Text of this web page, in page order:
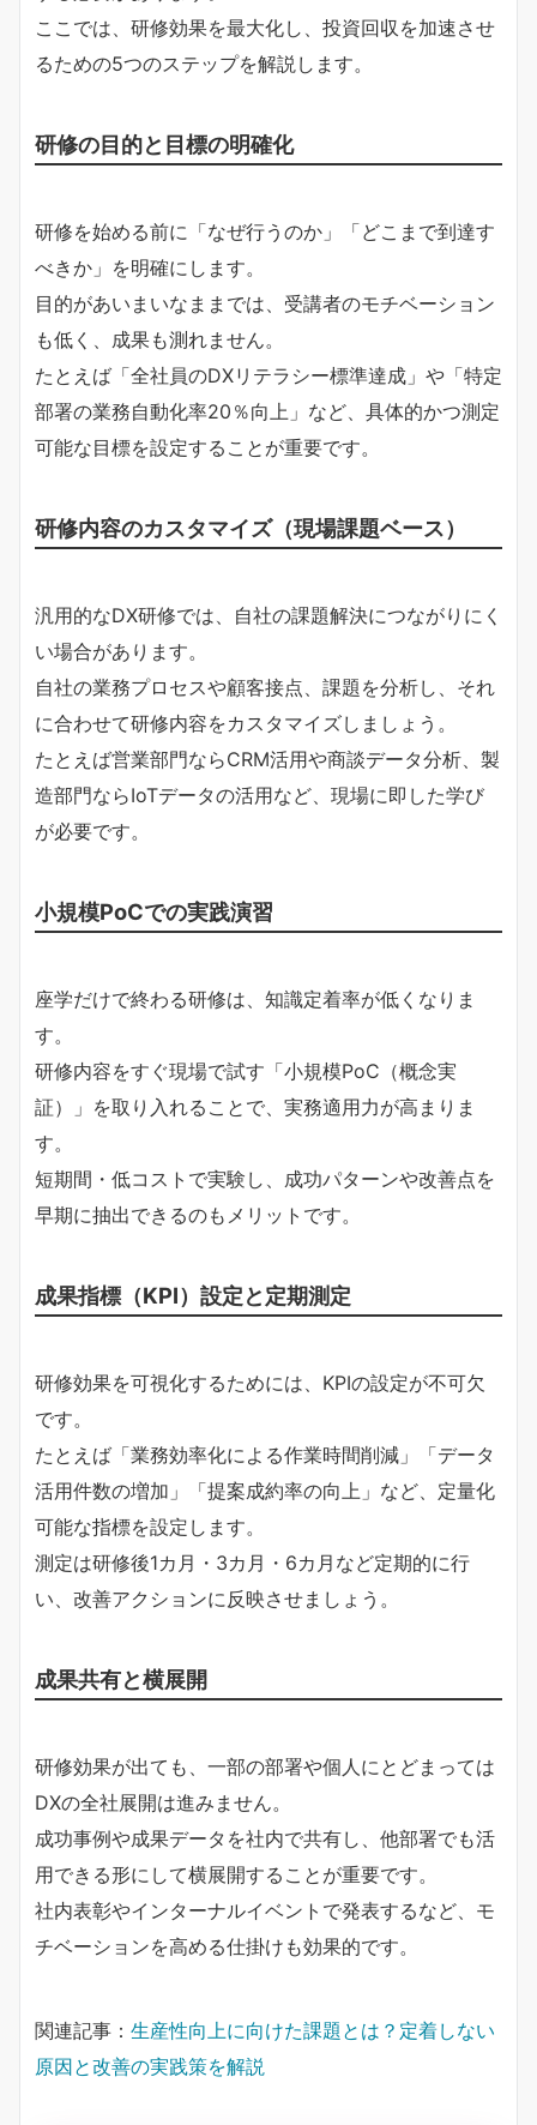
ここでは、研修効果を最大化し、投資回収を加速させ
るための5つのステップを解説します。
研修の目的と目標の明確化
研修を始める前に「なぜ行うのか」「どこまで到達す
べきか」を明確にします。
目的があいまいなままでは、受講者のモチベーション
も低く、成果も測れません。
たとえば「全社員のDXリテラシー標準達成」や「特定
部署の業務自動化率20％向上」など、具体的かつ測定
可能な目標を設定することが重要です。
研修内容のカスタマイズ（現場課題ベース）
汎用的なDX研修では、自社の課題解決につながりにく
い場合があります。
自社の業務プロセスや顧客接点、課題を分析し、それ
に合わせて研修内容をカスタマイズしましょう。
たとえば営業部門ならCRM活用や商談データ分析、製
造部門ならIoTデータの活用など、現場に即した学び
が必要です。
小規模PoCでの実践演習
座学だけで終わる研修は、知識定着率が低くなりま
す。
研修内容をすぐ現場で試す「小規模PoC（概念実
証）」を取り入れることで、実務適用力が高まりま
す。
短期間・低コストで実験し、成功パターンや改善点を
早期に抽出できるのもメリットです。
成果指標（KPI）設定と定期測定
研修効果を可視化するためには、KPIの設定が不可欠
です。
たとえば「業務効率化による作業時間削減」「データ
活用件数の増加」「提案成約率の向上」など、定量化
可能な指標を設定します。
測定は研修後1カ月・3カ月・6カ月など定期的に行
い、改善アクションに反映させましょう。
成果共有と横展開
研修効果が出ても、一部の部署や個人にとどまっては
DXの全社展開は進みません。
成功事例や成果データを社内で共有し、他部署でも活
用できる形にして横展開することが重要です。
社内表彰やインターナルイベントで発表するなど、モ
チベーションを高める仕掛けも効果的です。
関連記事： 生産性向上に向けた課題とは？定着しない
原因と改善の実践策を解説